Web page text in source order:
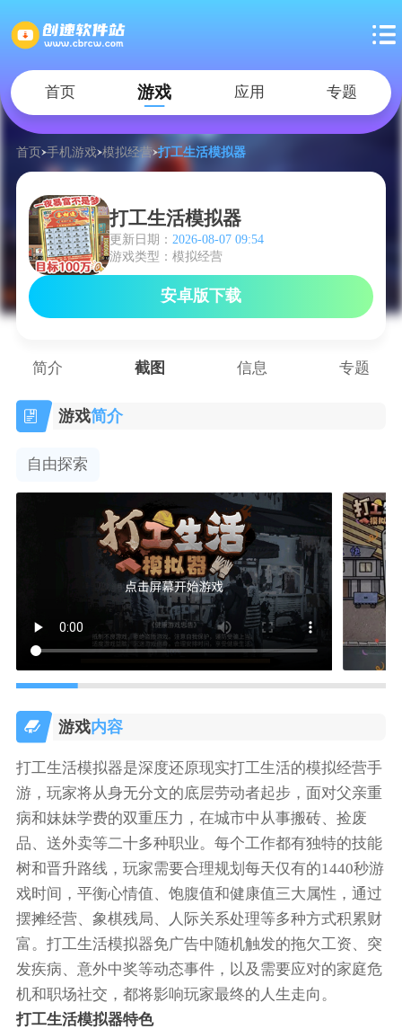
首页 游戏 应用 专题
首页 手机游戏 模拟经营 打工生活模拟器
打工生活模拟器
更新日期： 2026-08-07 09:54
游戏类型：模拟经营
安卓版下载
简介 截图 信息 专题
游戏简介
自由探索
游戏内容
打工生活模拟器是深度还原现实打工生活的模拟经营手
游，玩家将从身无分文的底层劳动者起步，面对父亲重
病和妹妹学费的双重压力，在城市中从事搬砖、捡废
品、送外卖等二十多种职业。每个工作都有独特的技能
树和晋升路线，玩家需要合理规划每天仅有的1440秒游
戏时间，平衡心情值、饱腹值和健康值三大属性，通过
摆摊经营、象棋残局、人际关系处理等多种方式积累财
富。打工生活模拟器免广告中随机触发的拖欠工资、突
发疾病、意外中奖等动态事件，以及需要应对的家庭危
机和职场社交，都将影响玩家最终的人生走向。
打工生活模拟器特色